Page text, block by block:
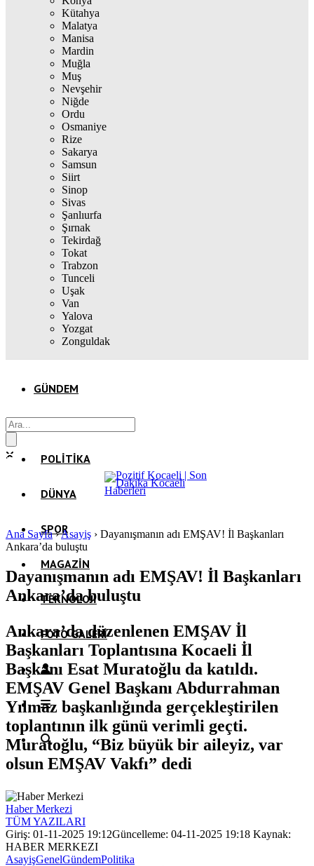
Kütahya
Malatya
Manisa
Mardin
Muğla
Muş
Nevşehir
Niğde
Ordu
Osmaniye
Rize
Sakarya
Samsun
Siirt
Sinop
Sivas
Şanlıurfa
Şırnak
Tekirdağ
Tokat
Trabzon
Tunceli
Uşak
Van
Yalova
Yozgat
Zonguldak
GÜNDEM
POLITIKA
DÜNYA
SPOR
MAGAZIN
TEKNOLOJI
FOTO GALERI
Ana Sayfa›Asayiş › Dayanışmanın adı EMŞAV! İl Başkanları
Ankara’da buluştu
Dayanışmanın adı EMŞAV! İl Başkanları
Ankara’da buluştu
Ankara’da düzenlenen EMŞAV İl
Başkanları Toplantısına Kocaeli İl
Başkanı Esat Muratoğlu da katıldı.
EMŞAV Genel Başkanı Abdurrahman
Yılmaz başkanlığında gerçekleştirilen
toplantının ilk günü verimli geçti.
Muratoğlu, “Biz büyük bir aileyiz, var
olsun EMŞAV Vakfı” dedi
Haber Merkezi
TÜM YAZILARI
Giriş: 01-11-2025 19:12Güncelleme: 04-11-2025 19:18 Kaynak:
HABER MERKEZI
AsayişGenelGündemPolitika